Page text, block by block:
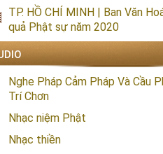
TP. HỒ CHÍ MINH | Ban Văn
quả Phật sự năm 2020
Nghe Pháp Cảm Pháp Và Cầu
Trí Chơn
Nhạc niệm Phật
Nhạc thiền